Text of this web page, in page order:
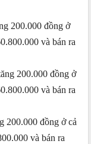
200.000 đồng ở
và bán ra
200.000 đồng ở
và bán ra
200.000 đồng ở cả
và bán ra